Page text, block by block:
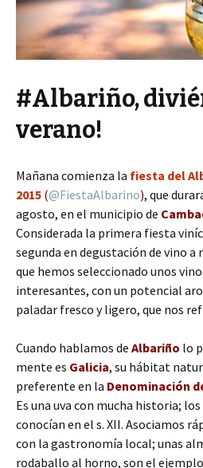
#Albariño,
verano!
Mañana comienza la fiesta del
2015 (@FiestaAlbarino), que
agosto, en el municipio de
Considerada la primera fiesta
segunda en degustación de vino
que hemos seleccionado unos
interesantes, con un potencial
paladar fresco y ligero, que nos
Cuando hablamos de Albariño lo
mente es Galicia, su hábitat
preferente en la Denominación
Es una uva con mucha historia;
conocían en el s. XII. Asociamos
con la gastronomía local; unas
rodaballo al horno, son el